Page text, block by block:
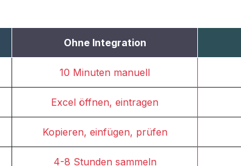
Ohne Integration
10 Minuten manuell
Excel öffnen, eintragen
Kopieren, einfügen, prüfen
4-8 Stunden sammeln